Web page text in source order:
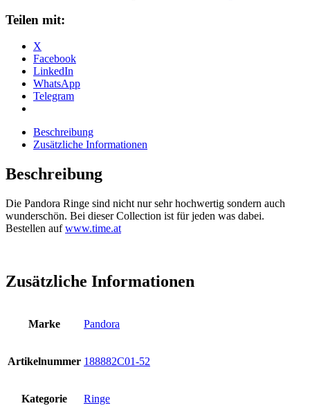
Teilen mit:
X
Facebook
LinkedIn
WhatsApp
Telegram
Beschreibung
Zusätzliche Informationen
Beschreibung
Die Pandora Ringe sind nicht nur sehr hochwertig sondern auch
wunderschön. Bei dieser Collection ist für jeden was dabei.
Bestellen aufwww.time.at
Zusätzliche Informationen
Marke Pandora
Artikelnummer 188882C01-52
Kategorie Ringe